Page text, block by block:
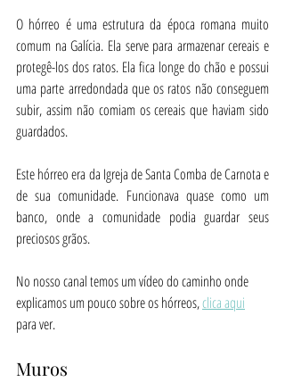
O hórreo é uma estrutura da época romana muito
comum na Galícia. Ela serve para armazenar cereais e
protegê-los dos ratos. Ela fica longe do chão e possui
uma parte arredondada que os ratos não conseguem
subir, assim não comiam os cereais que haviam sido
guardados.
Este hórreo era da Igreja de Santa Comba de Carnota e
de sua comunidade. Funcionava quase como um
banco, onde a comunidade podia guardar seus
preciosos grãos.
No nosso canal temos um vídeo do caminho onde
explicamos um pouco sobre os hórreos, clica aqui
para ver.
Muros